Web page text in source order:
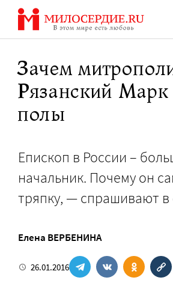
Перейти
содержанию
Зачем
Рязанский Марк
полы
Епископ в России –
начальник. Почему он
тряпку, — спрашивают в
Елена ВЕРБЕНИНА
26.01.2016